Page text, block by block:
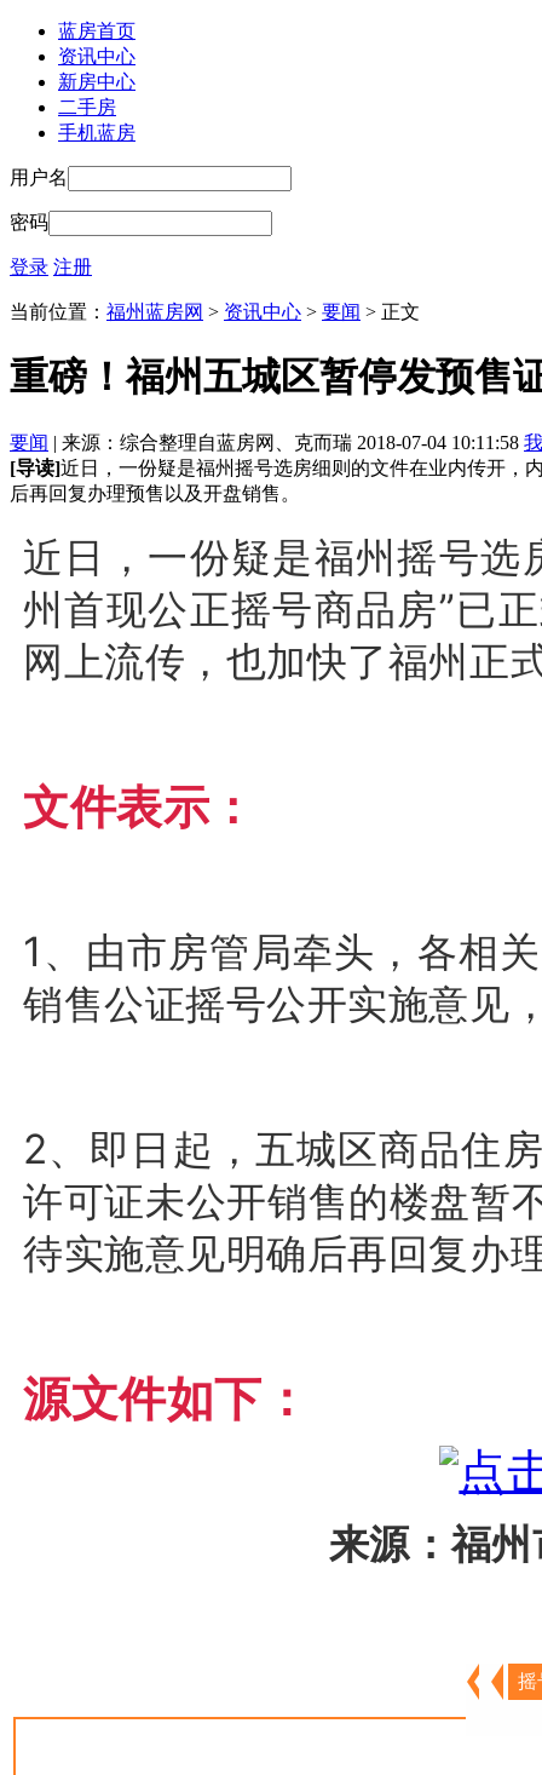
蓝房首页
资讯中心
新房中心
二手房
手机蓝房
用户名
密码
登录 注册
当前位置： 福州蓝房网 > 资讯中心 > 要闻 > 正文
重磅！福州五城区暂停发预售
要闻 | 来源：综合整理自蓝房网、克而瑞 2018-07-04 10:11:58
[导读]近日，一份疑是福州摇号选房细则的文件在业内传开，
后再回复办理预售以及开盘销售。
近日，一份疑是福州摇号选
州首现公正摇号商品房”已
网上流传，也加快了福州正
文件表示：
1、由市房管局牵头，各相
销售公证摇号公开实施意见
2、即日起，五城区商品住
许可证未公开销售的楼盘暂
待实施意见明确后再回复办
源文件如下：
来源：福
摇